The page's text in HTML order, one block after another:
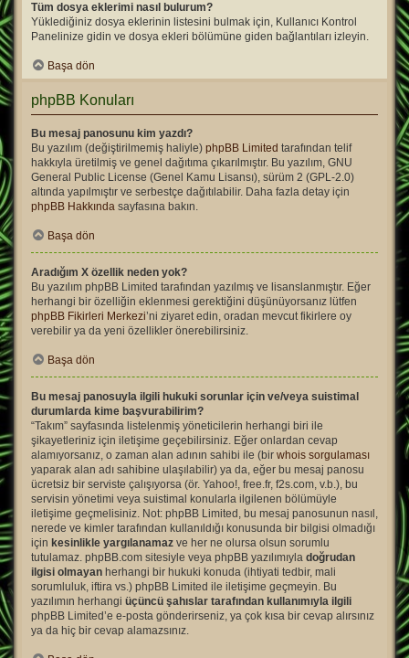
Tüm dosya eklerimi nasıl bulurum?
Yüklediğiniz dosya eklerinin listesini bulmak için, Kullanıcı Kontrol
Panelinize gidin ve dosya ekleri bölümüne giden bağlantıları izleyin.
Başa dön
phpBB Konuları
Bu mesaj panosunu kim yazdı?
Bu yazılım (değiştirilmemiş haliyle) phpBB Limited tarafından telif
hakkıyla üretilmiş ve genel dağıtıma çıkarılmıştır. Bu yazılım, GNU
General Public License (Genel Kamu Lisansı), sürüm 2 (GPL-2.0)
altında yapılmıştır ve serbestçe dağıtılabilir. Daha fazla detay için
phpBB Hakkında sayfasına bakın.
Başa dön
Aradığım X özellik neden yok?
Bu yazılım phpBB Limited tarafından yazılmış ve lisanslanmıştır. Eğer
herhangi bir özelliğin eklenmesi gerektiğini düşünüyorsanız lütfen
phpBB Fikirleri Merkezi’ni ziyaret edin, oradan mevcut fikirlere oy
verebilir ya da yeni özellikler önerebilirsiniz.
Başa dön
Bu mesaj panosuyla ilgili hukuki sorunlar için ve/veya suistimal
durumlarda kime başvurabilirim?
“Takım” sayfasında listelenmiş yöneticilerin herhangi biri ile
şikayetleriniz için iletişime geçebilirsiniz. Eğer onlardan cevap
alamıyorsanız, o zaman alan adının sahibi ile (bir whois sorgulaması
yaparak alan adı sahibine ulaşılabilir) ya da, eğer bu mesaj panosu
ücretsiz bir serviste çalışıyorsa (ör. Yahoo!, free.fr, f2s.com, v.b.), bu
servisin yönetimi veya suistimal konularla ilgilenen bölümüyle
iletişime geçmelisiniz. Not: phpBB Limited, bu mesaj panosunun nasıl,
nerede ve kimler tarafından kullanıldığı konusunda bir bilgisi olmadığı
için kesinlikle yargılanamaz ve her ne olursa olsun sorumlu
tutulamaz. phpBB.com sitesiyle veya phpBB yazılımıyla doğrudan
ilgisi olmayan herhangi bir hukuki konuda (ihtiyati tedbir, mali
sorumluluk, iftira vs.) phpBB Limited ile iletişime geçmeyin. Bu
yazılımın herhangi üçüncü şahıslar tarafından kullanımıyla ilgili
phpBB Limited’e e-posta gönderirseniz, ya çok kısa bir cevap alırsınız
ya da hiç bir cevap alamazsınız.